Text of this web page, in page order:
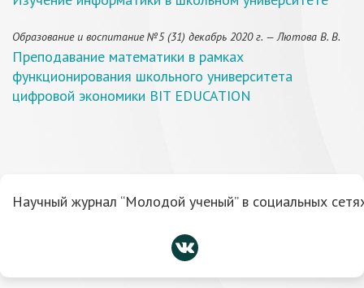
Образование и воспитание №5 (31) декабрь 2020 г. — Лютова В. В.
Преподавание математики в рамках
функционирования школьного университета
цифровой экономики BIT EDUCATION
Научный журнал “Молодой ученый” в социальных